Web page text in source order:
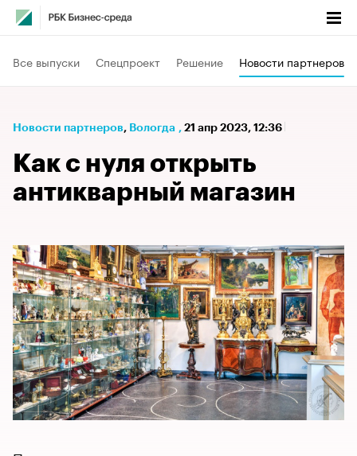
Все выпуски Спецпроект Решение Новости партнеров
Новости партнеров⁠, Вологда , 21 апр 2023, 12:36
Как с нуля открыть
антикварный магазин